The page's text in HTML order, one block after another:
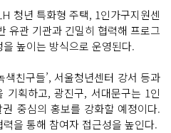
청년 특화형 주택, 1인가구지원센
유관 기관과 긴밀히 협력해 프로그
높이는 방식으로 운영된다.
친구들’, 서울청년센터 강서 등과
기획하고, 광진구, 서대문구는 1인
중심의 홍보를 강화할 예정이다.
을 통해 참여자 접근성을 높인다.